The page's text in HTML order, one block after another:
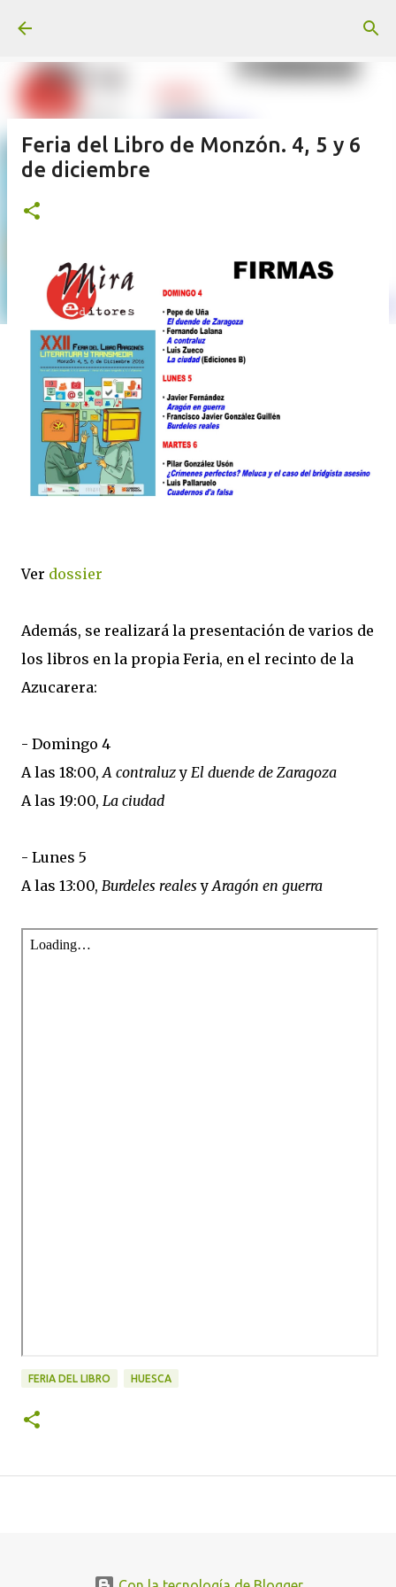
Feria del Libro de Monzón. 4, 5 y 6
de diciembre
Ver dossier
Además, se realizará la presentación de varios de
los libros en la propia Feria, en el recinto de la
Azucarera:
- Domingo 4
A las 18:00, A contraluzy El duende de Zaragoza
A las 19:00, La ciudad
- Lunes 5
A las 13:00, Burdeles reales y Aragón en guerra
FERIA DEL LIBRO HUESCA